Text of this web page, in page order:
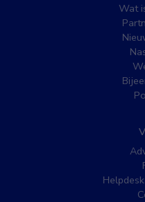
Wat